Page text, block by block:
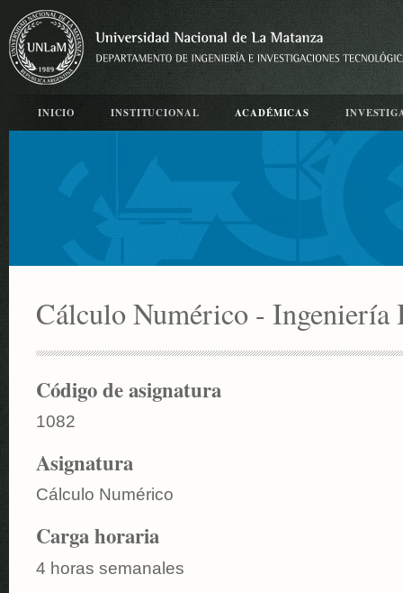
INICIO INSTITUCIONAL ACADÉMICAS
Cálculo Numérico - Ingeniería
Código de asignatura
1082
Asignatura
Cálculo Numérico
Carga horaria
4 horas semanales